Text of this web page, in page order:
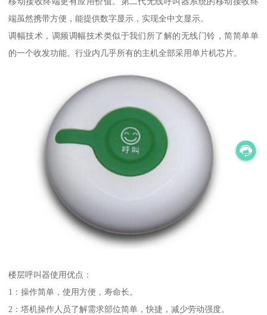
端虽然携带方便，能提供数字显示，实现全中文显示。
调幅技术，调频调幅技术类似于我们所了解的无线门铃，简简单单
的一个收发功能。行业内几乎所有的主机全部采用单片机芯片。
楼层呼叫器使用优点：
1：操作简单，使用方便，寿命长。
2：塔机操作人员了解需求部位简单，快捷，减少劳动强度。